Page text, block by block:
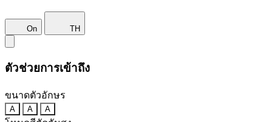
On TH
ตัวช่วยการเข้าถึง
ขนาดตัวอักษร
A A A